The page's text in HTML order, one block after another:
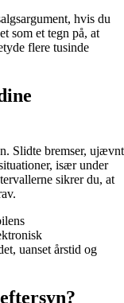
hvis du
som et tegn på, at
flere tusinde
Slidte bremser, ujævnt
især under
sikrer du, at
uanset årstid og